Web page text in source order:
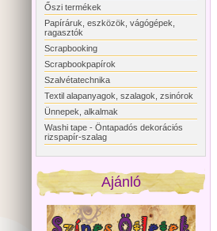
Őszi termékek
Papíráruk, eszközök, vágógépek,
ragasztók
Scrapbooking
Scrapbookpapírok
Szalvétatechnika
Textil alapanyagok, szalagok, zsinórok
Ünnepek, alkalmak
Washi tape - Öntapadós dekorációs
rizspapír-szalag
Ajánló